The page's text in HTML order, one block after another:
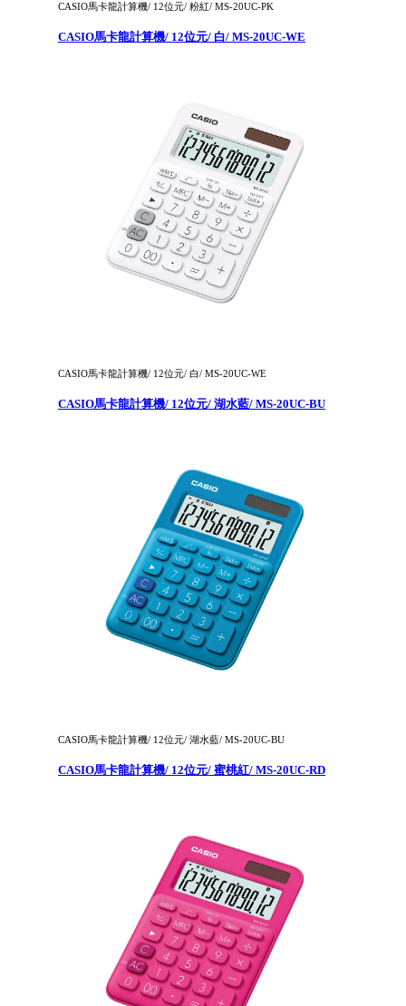
CASIO馬卡龍計算機/ 12位元/ 粉紅/ MS-20UC-PK
CASIO馬卡龍計算機/ 12位元/ 白/ MS-20UC-WE
CASIO馬卡龍計算機/ 12位元/ 白/ MS-20UC-WE
CASIO馬卡龍計算機/ 12位元/ 湖水藍/ MS-20UC-BU
CASIO馬卡龍計算機/ 12位元/ 湖水藍/ MS-20UC-BU
CASIO馬卡龍計算機/ 12位元/ 蜜桃紅/ MS-20UC-RD